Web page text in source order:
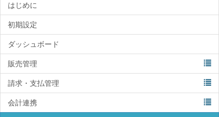
はじめに
初期設定
ダッシュボード
販売管理
請求・支払管理
会計連携